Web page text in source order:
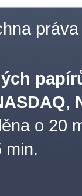
práva
o 20
min.